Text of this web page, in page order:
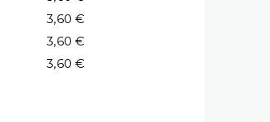
3,60 €
3,60 €
3,60 €